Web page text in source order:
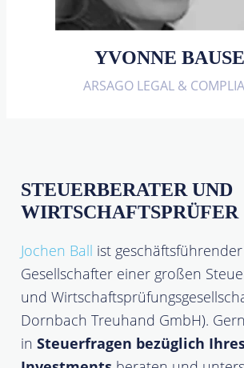
YVONNE
ARSAGO LEGAL &
STEUERBERATER UND
WIRTSCHAFTSPRÜFER
Jochen Ball ist geschäftsführender
Gesellschafter einer großen
und
Dornbach Treuhand GmbH).
in Steuerfragen bezüglich